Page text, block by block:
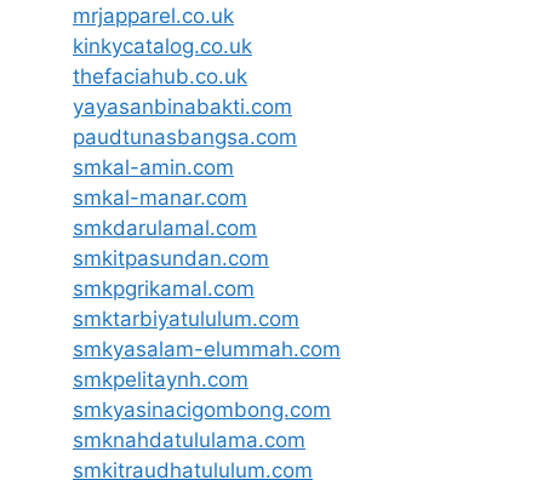
mrjapparel.co.uk
kinkycatalog.co.uk
thefaciahub.co.uk
yayasanbinabakti.com
paudtunasbangsa.com
smkal-amin.com
smkal-manar.com
smkdarulamal.com
smkitpasundan.com
smkpgrikamal.com
smktarbiyatululum.com
smkyasalam-elummah.com
smkpelitaynh.com
smkyasinacigombong.com
smknahdatululama.com
smkitraudhatululum.com